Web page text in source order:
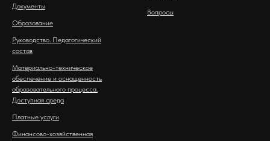
Документы
Образование
Руководство. Педагогический
состав
Материально-техническое
обеспечение и оснащенность
образовательного процесса.
Доступная среда
Платные услуги
Финансово-хозяйственная
Вопросы